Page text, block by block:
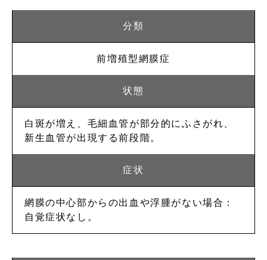
前増殖型網膜症
白斑が増え、毛細血管が部分的にふさがれ、
新生血管が出現する前段階。
網膜の中心部からの出血や浮腫がない場合：
自覚症状なし。